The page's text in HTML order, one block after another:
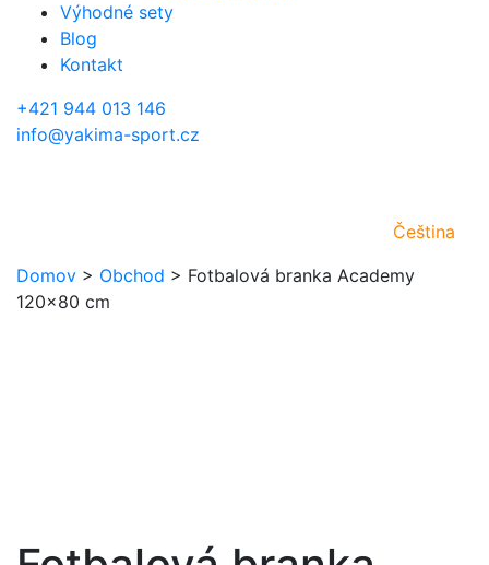
Výhodné sety
Blog
Kontakt
+421 944 013 146
info@yakima-sport.cz
Čeština
Domov > Obchod > Fotbalová branka Academy
120×80 cm